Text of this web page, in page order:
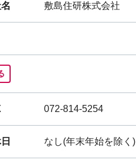
敷島住研株式会社
072-814-5254
なし(年末年始を除く)